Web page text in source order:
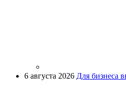
6 августа 2026 Для бизнеса